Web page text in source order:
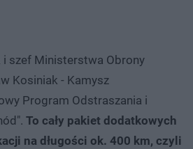
i szef Ministerstwa Obrony
Kosiniak - Kamysz
Program Odstraszania i
To cały pakiet dodatkowych
na długości ok. 400 km, czyli